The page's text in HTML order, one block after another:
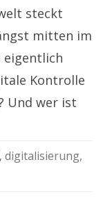
steckt
mitten im
eigentlich
Kontrolle
Und wer ist
, digitalisierung,